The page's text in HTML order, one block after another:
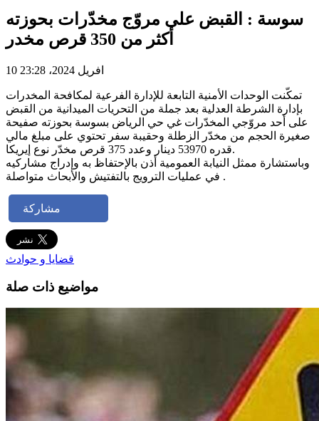
سوسة : القبض على مروّج مخدّرات بحوزته
أكثر من 350 قرص مخدر
10 افريل 2024، 23:28
تمكّنت الوحدات الأمنية التابعة للإدارة الفرعية لمكافحة المخدرات
بإدارة الشرطة العدلية بعد جملة من التحريات الميدانية من القبض
على أحد مروّجي المخدّرات غي حي الرياض بسوسة بحوزته صفيحة
صغيرة الحجم من مخدّر الزطلة وحقيبة سفر تحتوي على مبلغ مالي
قدره 53970 دينار وعدد 375 قرص مخدّر نوع إيريكا.
وباستشارة ممثل النيابة العمومية أذن بالإحتفاظ به وإدراج مشاركيه
في عمليات الترويج بالتفتيش والأبحاث متواصلة .
مشاركة
قضايا و حوادث
مواضيع ذات صلة